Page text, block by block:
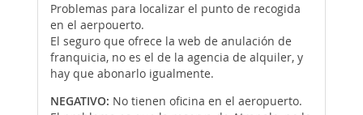
Problemas para localizar el punto de recogida
en el aerpouerto.
El seguro que ofrece la web de anulación de
franquicia, no es el de la agencia de alquiler, y
hay que abonarlo igualmente.
NEGATIVO: No tienen oficina en el aeropuerto.